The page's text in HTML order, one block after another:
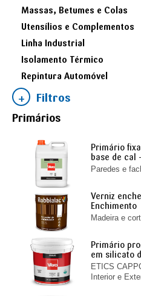
Massas, Betumes e Colas
Utensílios e Complementos
Linha Industrial
Isolamento Térmico
Repintura Automóvel
Filtros
Primários
Primário
base de cal
Paredes e
Verniz
Enchimento
Madeira e
Primário
em silicato
ETICS
Interior e